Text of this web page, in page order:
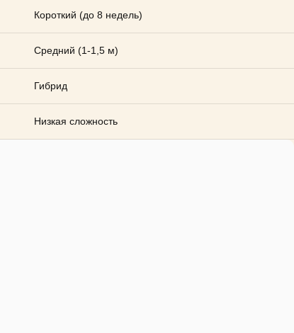
Короткий (до 8 недель)
Средний (1-1,5 м)
Гибрид
Низкая сложность